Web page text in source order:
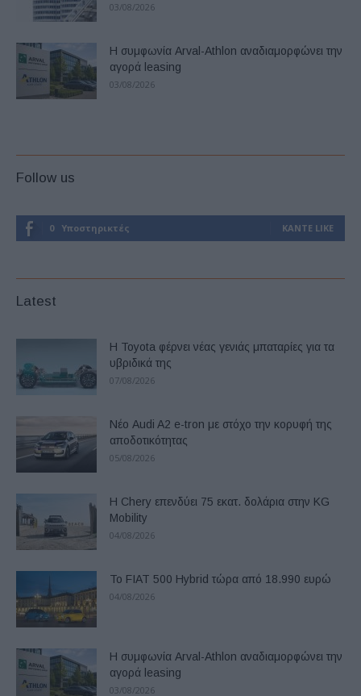
03/08/2026
Η συμφωνία Arval-Athlon αναδιαμορφώνει την
αγορά leasing
03/08/2026
Follow us
0 Υποστηρικτές ΚΆΝΤΕ LIKE
Latest
Η Toyota φέρνει νέας γενιάς μπαταρίες για τα
υβριδικά της
07/08/2026
Νέο Audi A2 e-tron με στόχο την κορυφή της
αποδοτικότητας
05/08/2026
Η Chery επενδύει 75 εκατ. δολάρια στην KG
Mobility
04/08/2026
Το FIAT 500 Hybrid τώρα από 18.990 ευρώ
04/08/2026
Η συμφωνία Arval-Athlon αναδιαμορφώνει την
αγορά leasing
03/08/2026